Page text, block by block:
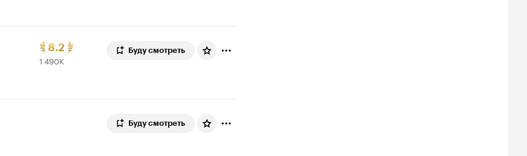
Рейтинг
Кинопоиска
8.2
1
490
1 490K
Буду смотреть
Буду смотреть